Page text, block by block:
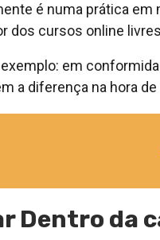
é numa prática
dos cursos online
em
a diferença na hora
Dentro da